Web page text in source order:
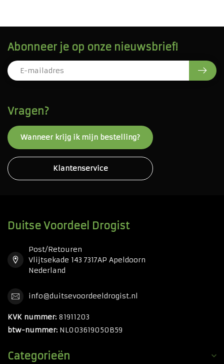
Vragen?
Wanneer krijg ik mijn bestelling?
Klantenservice
Abonneer je op onze nieuwsbrief!
Duitse Voordeel Drogist
Post/Retouren
Vlijtsekade 143 7317AP Apeldoorn
Nederland
info@duitsevoordeeldrogist.nl
KVK nummer: 81911203
btw-nummer: NL003619050B59
Categorieën